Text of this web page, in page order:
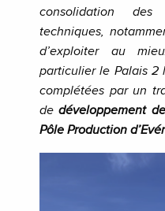
consolidation
techniques,
d’exploiter au
particulier le Palais 2
complétées par un
dedéveloppement
Pôle Production